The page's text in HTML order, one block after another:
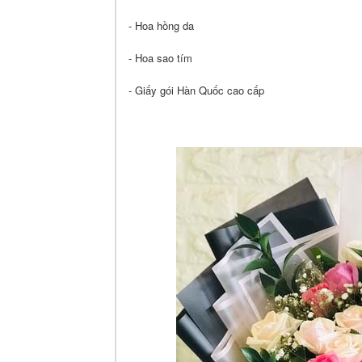
- Hoa hồng da
- Hoa sao tím
- Giấy gói Hàn Quốc cao cấp